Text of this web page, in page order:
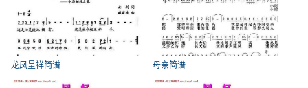
龙凤呈祥简谱 母亲简谱